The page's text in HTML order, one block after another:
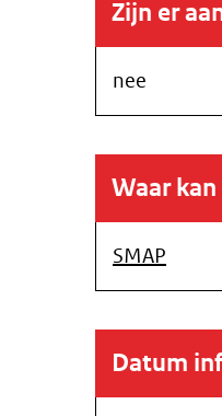
Zijn er
nee
Waar
SMAP
Datum